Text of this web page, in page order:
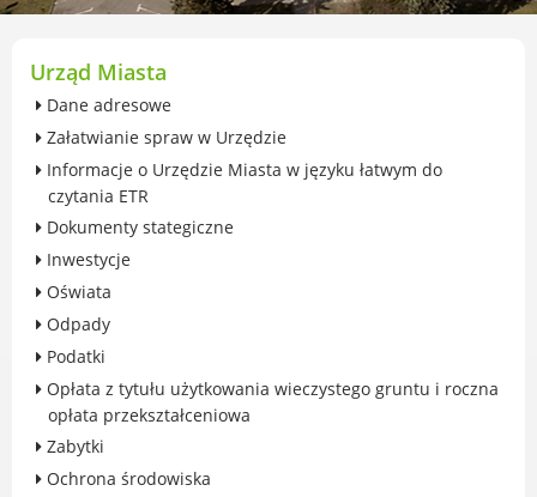
przekształceniowa
Ochrona środowiska
Edukacja ekologiczna
SZYKUJ SIĘ NA ZMIANY KLIMATU
Komunikacja miejska
Rolnictwo
Zwierzęta
Organizacje pozarządowe
Konsultacje społeczne i ewaluacje
Luboński Budżet Obywatelski
Urząd Miasta
Dane adresowe
Załatwianie spraw w Urzędzie
Informacje o Urzędzie Miasta w języku łatwym do
czytania ETR
Dokumenty stategiczne
Inwestycje
Oświata
Odpady
Podatki
Opłata z tytułu użytkowania wieczystego gruntu i roczna
opłata przekształceniowa
Zabytki
Ochrona środowiska